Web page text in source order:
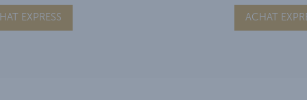
EXPRESS ACHAT